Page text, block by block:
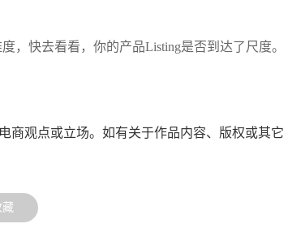
，快去看看，你的产品Listing是否到达了尺度。
商观点或立场。如有关于作品内容、版权或其它
藏